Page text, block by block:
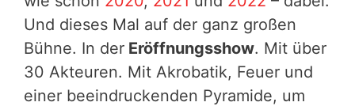
Und dieses Mal auf der ganz großen
Bühne. In der Eröffnungsshow. Mit über
30 Akteuren. Mit Akrobatik, Feuer und
einer beeindruckenden Pyramide, um